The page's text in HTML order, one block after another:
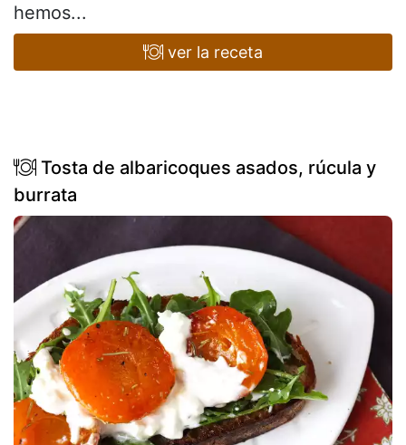
hemos...
ver la receta
Tosta de albaricoques asados, rúcula y
burrata